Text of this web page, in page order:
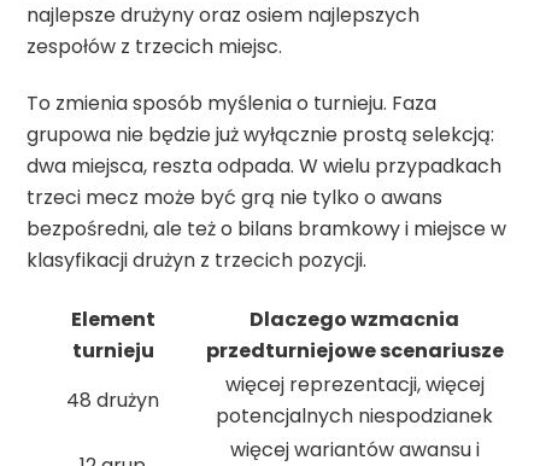
najlepsze drużyny oraz osiem najlepszych
zespołów z trzecich miejsc.
To zmienia sposób myślenia o turnieju. Faza
grupowa nie będzie już wyłącznie prostą selekcją:
dwa miejsca, reszta odpada. W wielu przypadkach
trzeci mecz może być grą nie tylko o awans
bezpośredni, ale też o bilans bramkowy i miejsce w
klasyfikacji drużyn z trzecich pozycji.
Element
turnieju
Dlaczego wzmacnia
przedturniejowe scenariusze
48 drużyn
więcej reprezentacji, więcej
potencjalnych niespodzianek
więcej wariantów awansu i